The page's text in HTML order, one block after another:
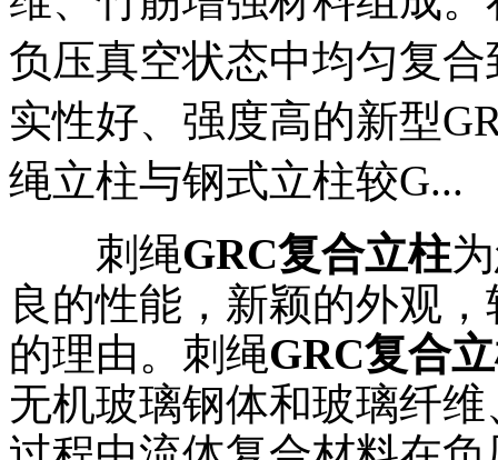
负压真空状态中均匀复
实性好、强度高的新型
绳立柱与钢式立柱较G...
刺绳GRC复合立柱
良的性能，新颖的外观
的理由。刺绳GRC复合
无机玻璃钢体和玻璃纤